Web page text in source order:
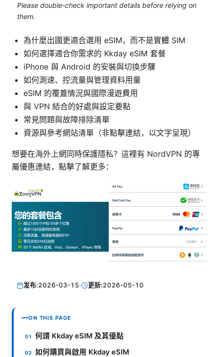
Please double-check important details before relying on
them.
為什麼出國更適合選用 eSIM，而不是實體 SIM
如何選擇適合你需求的 Kkday eSIM 套餐
iPhone 與 Android 的安裝與切換步驟
如何測速、控流量與管理資料用量
eSIM 的覆蓋情況與國際漫遊費用
與 VPN 結合的好處與設定要點
常見問題與故障排除清單
資源與參考網站清單（非點擊連結，以文字呈現）
想要在海外上網同時保護隱私？這裡有 NordVPN 的專
屬優惠連結，點擊了解更多：
发布:2026-03-15· 更新:2026-05-10
ON THIS PAGE
何謂 Kkday eSIM 及其優點
如何購買與啟用 Kkday eSIM